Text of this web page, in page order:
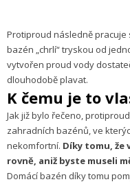
Protiproud následně pracuje
bazén „chrlí“ tryskou od
vytvořen proud vody
dlouhodobě plavat.
K čemu je to
Jak již bylo řečeno, protiproud
zahradních bazénů, ve
nekomfortní. Díky tomu, že
rovně, aniž byste museli
Domácí bazén díky tomu